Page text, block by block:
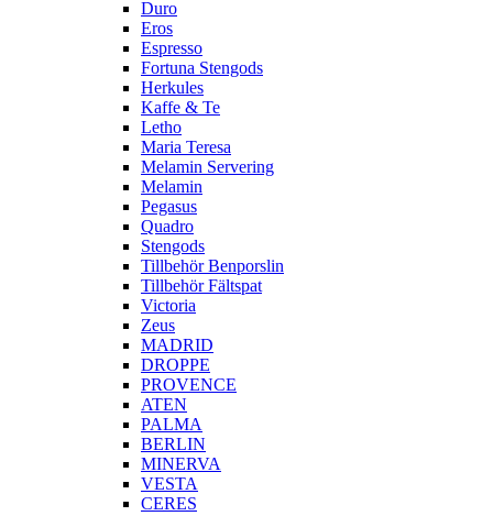
Duro
Eros
Espresso
Fortuna Stengods
Herkules
Kaffe & Te
Letho
Maria Teresa
Melamin Servering
Melamin
Pegasus
Quadro
Stengods
Tillbehör Benporslin
Tillbehör Fältspat
Victoria
Zeus
MADRID
DROPPE
PROVENCE
ATEN
PALMA
BERLIN
MINERVA
VESTA
CERES